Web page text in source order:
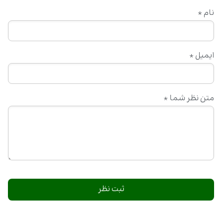
متن نظر شما *
نام *
ایمیل *